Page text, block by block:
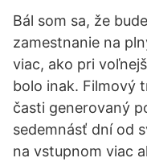
Bál som sa, že
zamestnanie na
viac, ako pri
bolo inak. Filmový
časti generovaný
sedemnásť dní od
na vstupnom viac